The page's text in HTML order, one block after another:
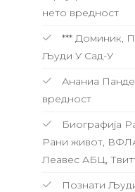
нето вредност
*** Доминик,
Људи У Сад-У
Ананиа
вредност
Биографија
Рани живот,
Леавес АБЦ,
Познати